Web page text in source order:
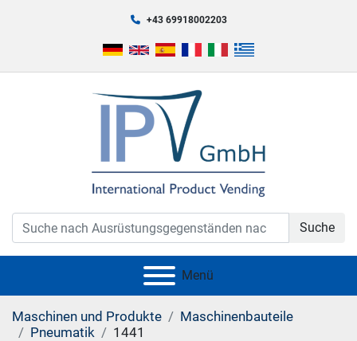
+43 69918002203
Suche
Menü
Maschinen und Produkte
Maschinenbauteile
Pneumatik
1441